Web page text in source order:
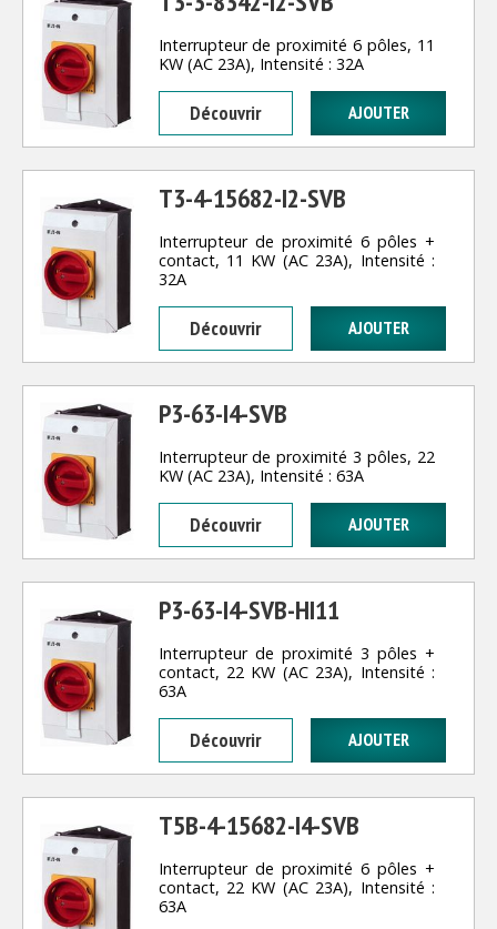
Interrupteur de proximité 6 pôles, 11
KW (AC 23A), Intensité : 32A
Découvrir
T3-4-15682-I2-SVB
Interrupteur de proximité 6 pôles +
contact, 11 KW (AC 23A), Intensité :
32A
Découvrir
P3-63-I4-SVB
Interrupteur de proximité 3 pôles, 22
KW (AC 23A), Intensité : 63A
Découvrir
P3-63-I4-SVB-HI11
Interrupteur de proximité 3 pôles +
contact, 22 KW (AC 23A), Intensité :
63A
Découvrir
T5B-4-15682-I4-SVB
Interrupteur de proximité 6 pôles +
contact, 22 KW (AC 23A), Intensité :
63A